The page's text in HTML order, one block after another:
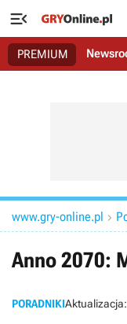

PREMIUM
www.gry-online.pl 
Anno 2070:
PORADNIKIAktualizacja: